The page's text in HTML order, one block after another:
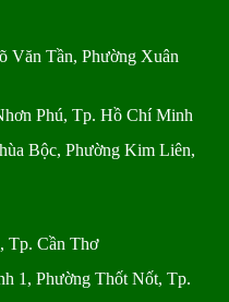
Văn Tần, Phường Xuân
Phú, Tp. Hồ Chí Minh
Bộc, Phường Kim Liên,
Tp. Cần Thơ
1, Phường Thốt Nốt, Tp.